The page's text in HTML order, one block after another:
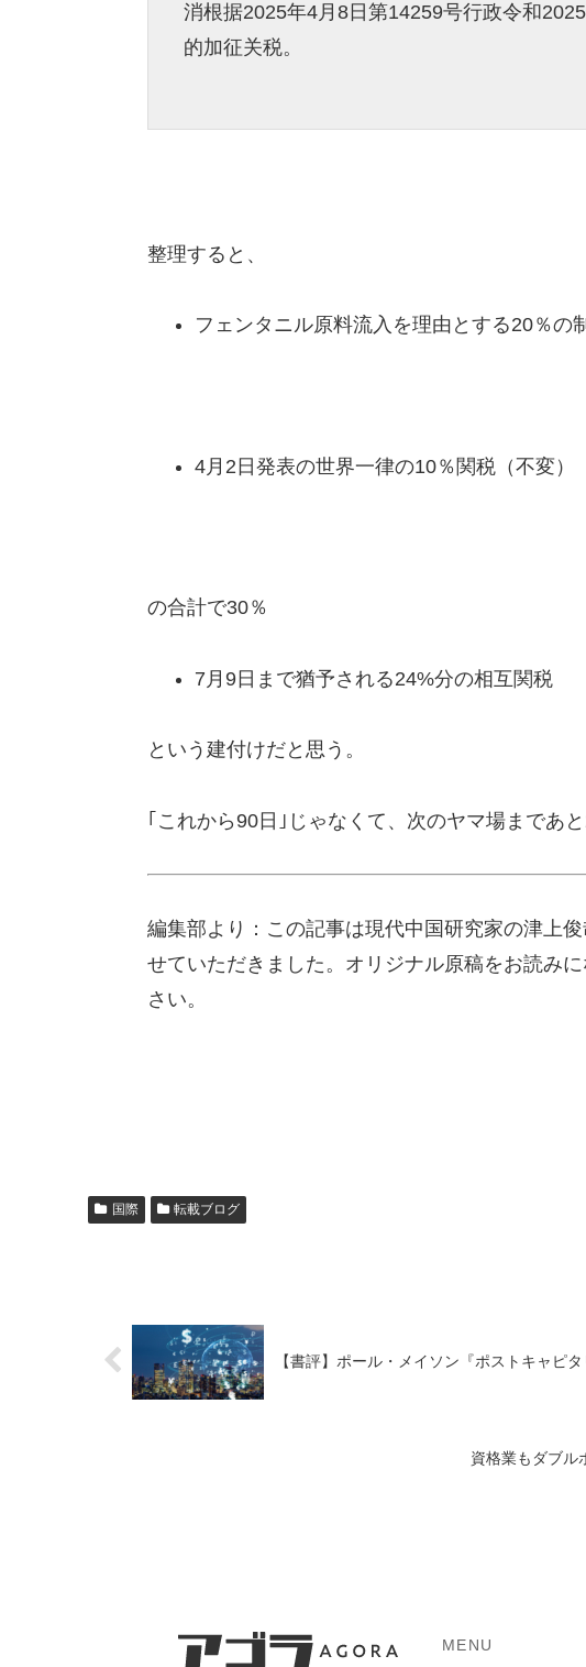
消根据2025年4月8日第14259号行政令和
的加征关税。
整理すると、
フェンタニル原料流入を理由とする20％の
4月2日発表の世界一律の10％関税（不変）
の合計で30％
7月9日まで猶予される24%分の相互関税
という建付けだと思う。
｢これから90日｣じゃなくて、次のヤマ場まであ
編集部より：この記事は現代中国研究家の津上
せていただきました。オリジナル原稿をお読み
さい。
国際 転載ブログ
【書評】ポール・メイソン『ポストキャピ
資格業もダブル
MENU